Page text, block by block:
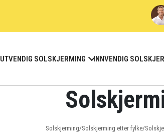
UTVENDIG SOLSKJERMING INNVENDIG
Solskjerming/Solskjerming etter fylke/